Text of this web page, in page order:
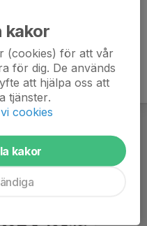
kakor
(cookies) för att vår
för dig. De används
att hjälpa oss att
tjänster.
cookies
kakor